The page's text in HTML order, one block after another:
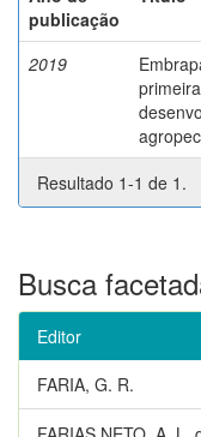
publicação
2019
Resultado 1-1 de 1.
Busca
Editor
FARIA, G. R.